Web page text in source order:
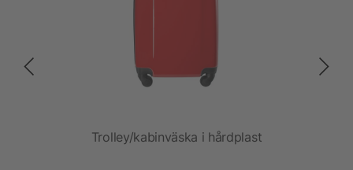
Trolley/kabinväska i hårdplast